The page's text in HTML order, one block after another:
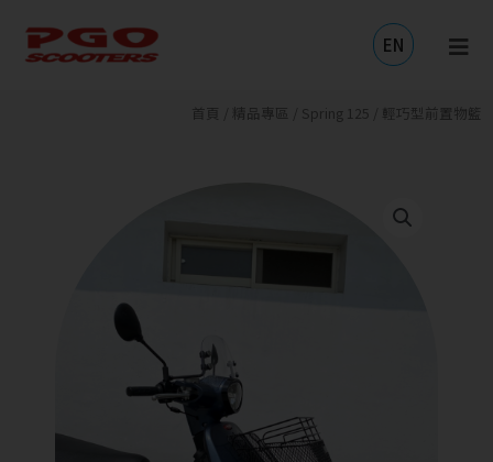
EN
首頁 精品專區 Spring 125 / 輕巧型前置物籃